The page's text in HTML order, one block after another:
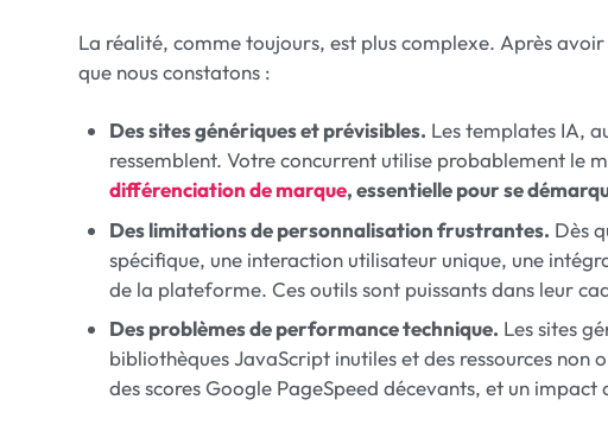
La réalité, comme toujours, est plus complexe. Après
que nous constatons :
Des sites génériques et prévisibles. Les templates IA,
ressemblent. Votre concurrent utilise probablement le
différenciation de marque, essentielle pour se
Des limitations de personnalisation frustrantes. Dès
spécifique, une interaction utilisateur unique, une
de la plateforme. Ces outils sont puissants dans leur
Des problèmes de performance technique. Les sites
bibliothèques JavaScript inutiles et des ressources
des scores Google PageSpeed décevants, et un